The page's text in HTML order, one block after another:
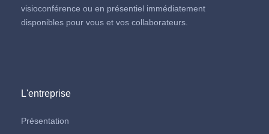
visioconférence ou en présentiel immédiatement
disponibles pour vous et vos collaborateurs.
L'entreprise
Présentation